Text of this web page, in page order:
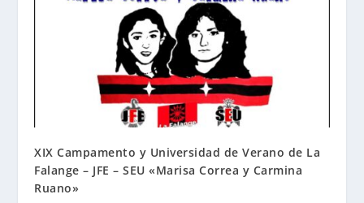
XIX Campamento y Universidad de Verano de La
Falange – JFE – SEU «Marisa Correa y Carmina
Ruano»